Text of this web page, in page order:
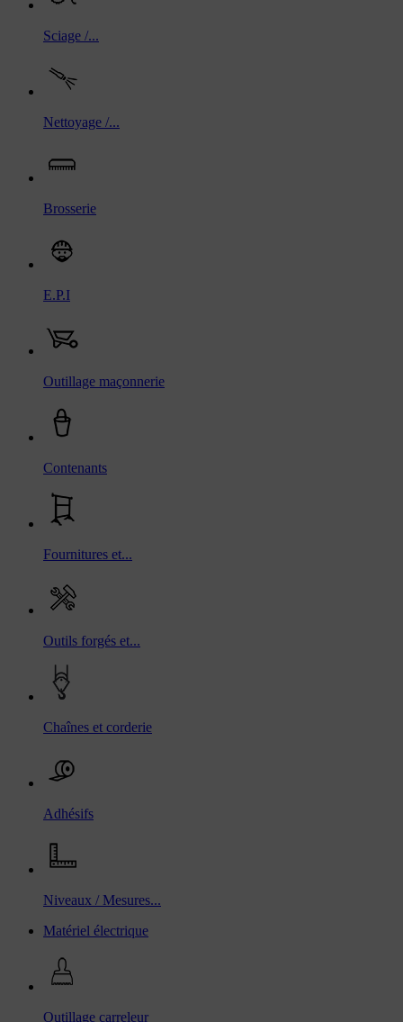
Sciage /...
Nettoyage /...
Brosserie
E.P.I
Outillage maçonnerie
Contenants
Fournitures et...
Outils forgés et...
Chaînes et corderie
Adhésifs
Niveaux / Mesures...
Matériel électrique
Outillage carreleur